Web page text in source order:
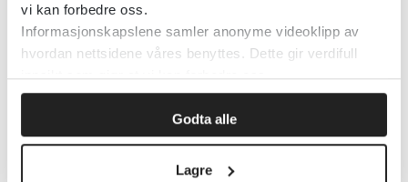
vi kan forbedre oss.
Informasjonskapslene samler anonyme videoklipp av
hvordan nettsidene våres benyttes. Dette gir verdifull
innsikt som gjør at vi kan forbedre oss.
Godta alle
Lagre
Detaljer
Skeiv
Store medisinske leksikon 2017